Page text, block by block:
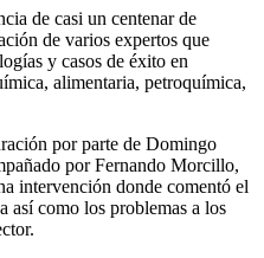
de casi un centenar de
de varios expertos que
y casos de éxito en
alimentaria, petroquímica,
por parte de Domingo
por Fernando Morcillo,
intervención donde comentó el
así como los problemas a los